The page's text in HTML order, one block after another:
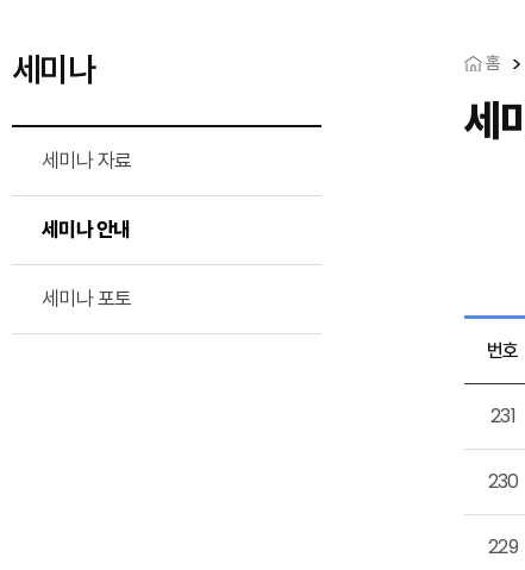
세미나
세미나 자료
세미나 안내
세미나 포토
홈
세
번호
231
230
229